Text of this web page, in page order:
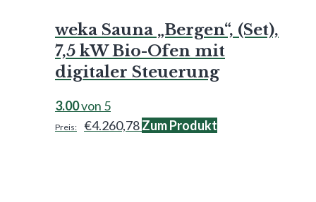
weka Sauna „Bergen“, (Set),
7,5 kW Bio-Ofen mit
digitaler Steuerung
3.00von 5
€4.260,78Zum Produkt